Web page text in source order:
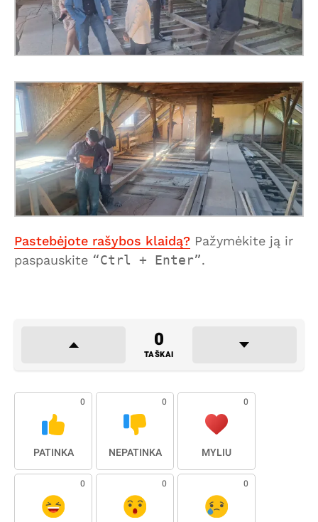
Pastebėjote rašybos klaidą? Pažymėkite ją ir
paspauskite
Ctrl + Enter .
0
TAŠKAI
0
PATINKA
0
NEPATINKA
0
MYLIU
0 0 0